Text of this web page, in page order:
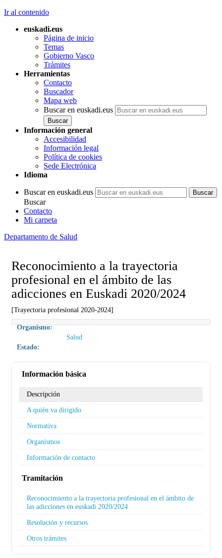
Ir al contenido
euskadi.eus
Página de inicio
Temas
Gobierno Vasco
Trámites
Herramientas
Contacto
Buscador
Mapa web
Buscar en euskadi.eus
Información general
Accesibilidad
Información legal
Política de cookies
Sede Electrónica
Idioma
Buscar en euskadi.eus
Buscar
Contacto
Mi carpeta
Departamento de Salud
Reconocimiento a la trayectoria
profesional en el ámbito de las
adicciones en Euskadi 2020/2024
[Trayectoria profesional 2020-2024]
Organismo:
Salud
Estado:
Información básica
Descripción
A quién va dirigido
Normativa
Organismos
Información de contacto
Tramitación
Reconocimiento a la trayectoria profesional en el ámbito de
las adicciones en euskadi 2020/2024
Resolución y recursos
Otros trámites